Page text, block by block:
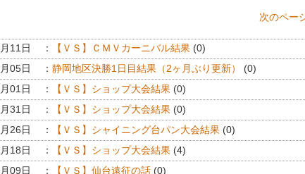
次のペー
11日 ： 【ＶＳ】ＣＭＶカーニバル結果 (0)
05日
： 静岡地区決勝1日目結果（2ヶ月ぶり更新）
(0)
01日
： 【ＶＳ】ショップ大会結果 (0)
31日
： 【ＶＳ】ショップ大会結果 (0)
26日
： 【ＶＳ】シャイニング台パン大会結果 (0)
18日
： 【ＶＳ】ショップ大会結果 (4)
09日
： 【ＶＳ】仙台遠征の話 (0)